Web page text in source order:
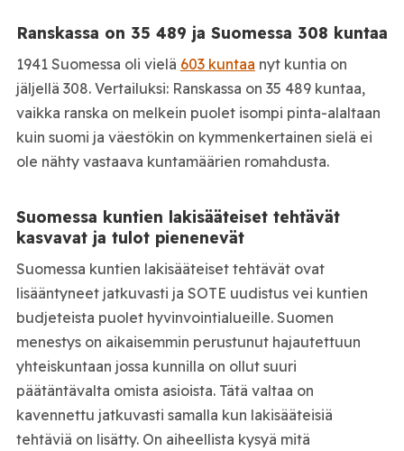
Ranskassa on 35 489 ja Suomessa 308 kuntaa
1941 Suomessa oli vielä 603 kuntaa nyt kuntia on
jäljellä 308. Vertailuksi: Ranskassa on 35 489 kuntaa,
vaikka ranska on melkein puolet isompi pinta-alaltaan
kuin suomi ja väestökin on kymmenkertainen sielä ei
ole nähty vastaava kuntamäärien romahdusta.
Suomessa kuntien lakisääteiset tehtävät
kasvavat ja tulot pienenevät
Suomessa kuntien lakisääteiset tehtävät ovat
lisääntyneet jatkuvasti ja SOTE uudistus vei kuntien
budjeteista puolet hyvinvointialueille. Suomen
menestys on aikaisemmin perustunut hajautettuun
yhteiskuntaan jossa kunnilla on ollut suuri
päätäntävalta omista asioista. Tätä valtaa on
kavennettu jatkuvasti samalla kun lakisääteisiä
tehtäviä on lisätty. On aiheellista kysyä mitä